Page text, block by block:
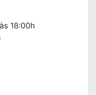
18:00h